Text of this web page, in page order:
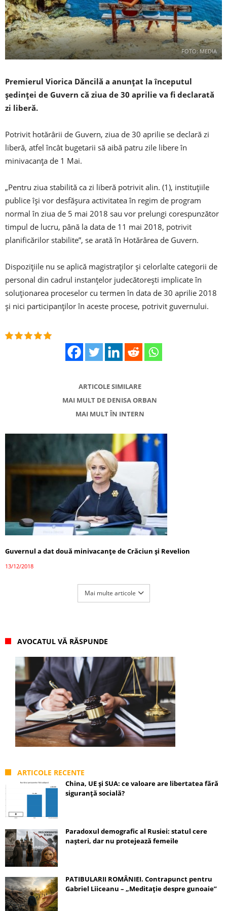
FOTO: MEDIA
Premierul Viorica Dăncilă a anunţat la începutul
şedinţei de Guvern că ziua de 30 aprilie va fi declarată
zi liberă.
Potrivit hotărârii de Guvern, ziua de 30 aprilie se declară zi
liberă, atfel încât bugetarii să aibă patru zile libere în
minivacanţa de 1 Mai.
„Pentru ziua stabilită ca zi liberă potrivit alin. (1), instituţiile
publice îşi vor desfăşura activitatea în regim de program
normal în ziua de 5 mai 2018 sau vor prelungi corespunzător
timpul de lucru, până la data de 11 mai 2018, potrivit
planificărilor stabilite”, se arată în Hotărârea de Guvern.
Dispoziţiile nu se aplică magistraţilor şi celorlalte categorii de
personal din cadrul instanţelor judecătoreşti implicate în
soluţionarea proceselor cu termen în data de 30 aprilie 2018
şi nici participanţilor în aceste procese, potrivit guvernului.
ARTICOLE SIMILARE
MAI MULT DE DENISA ORBAN
MAI MULT ÎN INTERN
Guvernul a dat două minivacanţe de Crăciun şi Revelion
13/12/2018
Mai multe articole
AVOCATUL VĂ RĂSPUNDE
ARTICOLE RECENTE
China, UE și SUA: ce valoare are libertatea fără
siguranță socială?
Paradoxul demografic al Rusiei: statul cere
nașteri, dar nu protejează femeile
PATIBULARII ROMÂNIEI. Contrapunct pentru
Gabriel Liiceanu – „Meditație despre gunoaie”